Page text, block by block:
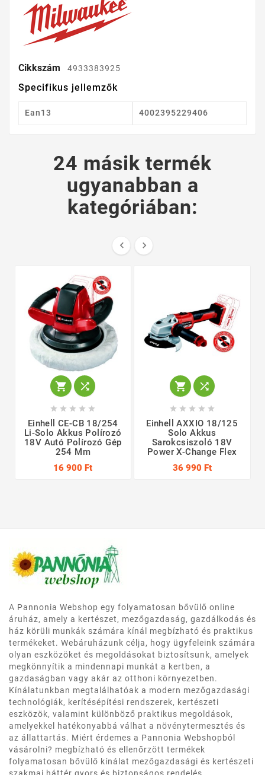
Cikkszám 4933383925
Specifikus jellemzők
Ean13 4002395229406
24 másik termék
ugyanabban a
kategóriában:
 
 
    
Einhell CE-CB 18/254
Li-Solo Akkus Polírozó
18V Autó Polírozó Gép
254 Mm
16 900 Ft
 
    
Einhell AXXIO 18/125
Solo Akkus
Sarokcsiszoló 18V
Power X-Change Flex
36 990 Ft
A Pannonia Webshop egy folyamatosan bővülő online
áruház, amely a kertészet, mezőgazdaság, gazdálkodás és
ház körüli munkák számára kínál megbízható és praktikus
termékeket. Webáruházunk célja, hogy ügyfeleink számára
olyan eszközöket és megoldásokat biztosítsunk, amelyek
megkönnyítik a mindennapi munkát a kertben, a
gazdaságban vagy akár az otthoni környezetben.
Kínálatunkban megtalálhatóak a modern mezőgazdasági
technológiák, kerítésépítési rendszerek, kertészeti
eszközök, valamint különböző praktikus megoldások,
amelyekkel hatékonyabbá válhat a növénytermesztés és
az állattartás. Miért érdemes a Pannonia Webshopból
vásárolni? megbízható és ellenőrzött termékek
folyamatosan bővülő kínálat mezőgazdasági és kertészeti